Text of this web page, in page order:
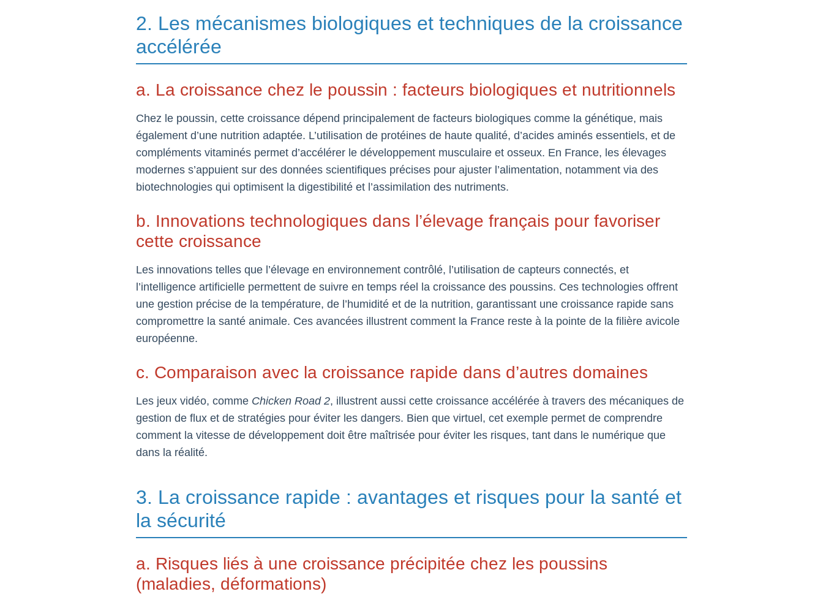
2. Les mécanismes biologiques et techniques de la croissance
accélérée
a. La croissance chez le poussin : facteurs biologiques et nutritionnels
Chez le poussin, cette croissance dépend principalement de facteurs biologiques comme la génétique, mais
également d’une nutrition adaptée. L’utilisation de protéines de haute qualité, d’acides aminés essentiels, et de
compléments vitaminés permet d’accélérer le développement musculaire et osseux. En France, les élevages
modernes s’appuient sur des données scientifiques précises pour ajuster l’alimentation, notamment via des
biotechnologies qui optimisent la digestibilité et l’assimilation des nutriments.
b. Innovations technologiques dans l’élevage français pour favoriser
cette croissance
Les innovations telles que l’élevage en environnement contrôlé, l’utilisation de capteurs connectés, et
l’intelligence artificielle permettent de suivre en temps réel la croissance des poussins. Ces technologies offrent
une gestion précise de la température, de l’humidité et de la nutrition, garantissant une croissance rapide sans
compromettre la santé animale. Ces avancées illustrent comment la France reste à la pointe de la filière avicole
européenne.
c. Comparaison avec la croissance rapide dans d’autres domaines
Les jeux vidéo, comme Chicken Road 2, illustrent aussi cette croissance accélérée à travers des mécaniques de
gestion de flux et de stratégies pour éviter les dangers. Bien que virtuel, cet exemple permet de comprendre
comment la vitesse de développement doit être maîtrisée pour éviter les risques, tant dans le numérique que
dans la réalité.
3. La croissance rapide : avantages et risques pour la santé et
la sécurité
a. Risques liés à une croissance précipitée chez les poussins
(maladies, déformations)